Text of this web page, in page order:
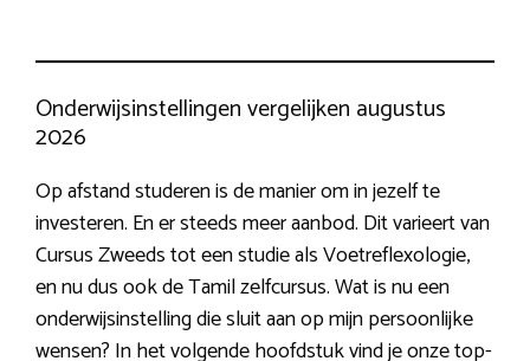
Onderwijsinstellingen vergelijken augustus
2026
Op afstand studeren is de manier om in jezelf te
investeren. En er steeds meer aanbod. Dit varieert van
Cursus Zweeds tot een studie als Voetreflexologie,
en nu dus ook de Tamil zelfcursus. Wat is nu een
onderwijsinstelling die sluit aan op mijn persoonlijke
wensen? In het volgende hoofdstuk vind je onze top-